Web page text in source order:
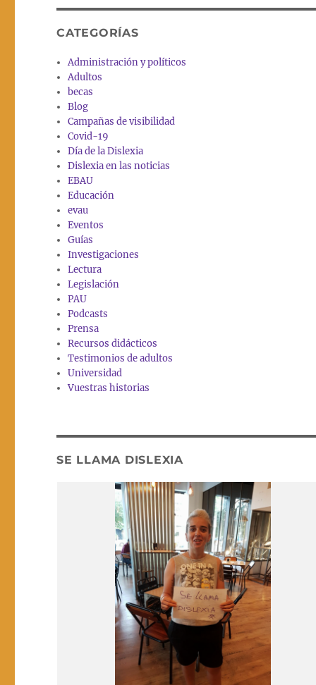
CATEGORÍAS
Administración y políticos
Adultos
becas
Blog
Campañas de visibilidad
Covid-19
Día de la Dislexia
Dislexia en las noticias
EBAU
Educación
evau
Eventos
Guías
Investigaciones
Lectura
Legislación
PAU
Podcasts
Prensa
Recursos didácticos
Testimonios de adultos
Universidad
Vuestras historias
SE LLAMA DISLEXIA